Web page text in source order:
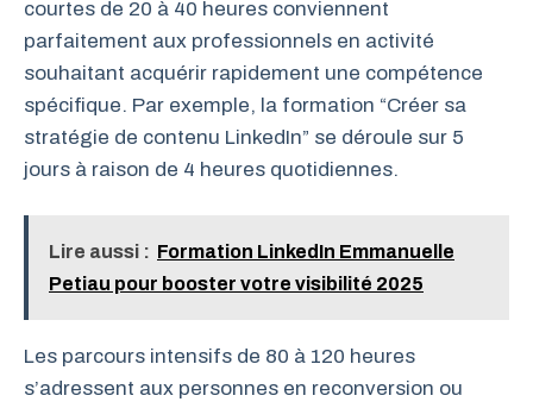
courtes de 20 à 40 heures conviennent
parfaitement aux professionnels en activité
souhaitant acquérir rapidement une compétence
spécifique. Par exemple, la formation “Créer sa
stratégie de contenu LinkedIn” se déroule sur 5
jours à raison de 4 heures quotidiennes.
Lire aussi : Formation LinkedIn Emmanuelle
Petiau pour booster votre visibilité 2025
Les parcours intensifs de 80 à 120 heures
s’adressent aux personnes en reconversion ou